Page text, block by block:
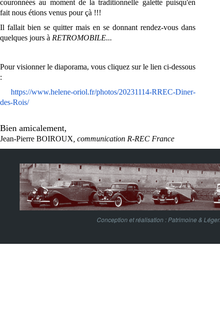
couronnées au moment de la traditionnelle galette puisqu'en
fait nous étions venus pour çà !!!
Il fallait bien se quitter mais en se donnant rendez-vous dans
quelques jours à RETROMOBILE...
Pour visionner le diaporama, vous cliquez sur le lien ci-dessous
:
https://www.helene-oriol.fr/photos/20231114-RREC-Diner-
des-Rois/
Bien amicalement,
Jean-Pierre BOIROUX , communication R-REC France
Conception et réalisation : Patrimoine &